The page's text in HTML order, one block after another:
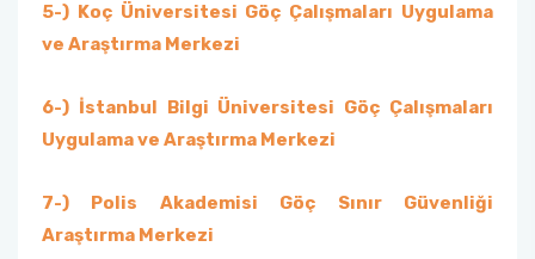
5-) Koç Üniversitesi Göç Çalışmaları Uygulama
ve Araştırma Merkezi
6-) İstanbul Bilgi Üniversitesi Göç Çalışmaları
Uygulama ve Araştırma Merkezi
7-) Polis Akademisi Göç Sınır Güvenliği
Araştırma Merkezi
Antalya- Uluslararası Göç ve Birlikte Yaşam
Paneli